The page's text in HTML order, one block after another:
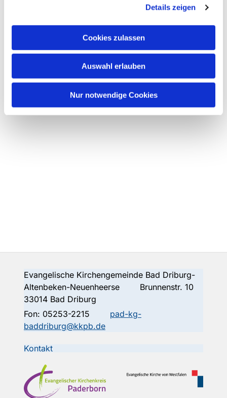
Details zeigen
Cookies zulassen
Auswahl erlauben
Nur notwendige Cookies
Evangelische Kirchengemeinde Bad Driburg-
Altenbeken-Neuenheerse Brunnenstr. 10
33014 Bad Driburg
Fon: 05253-2215
pad-kg-
baddriburg@kkpb.de
Kontakt